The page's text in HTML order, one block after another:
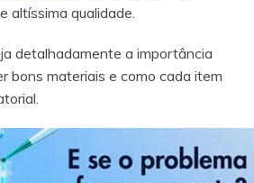
altíssima qualidade.
detalhadamente a importância
bons materiais e como cada item